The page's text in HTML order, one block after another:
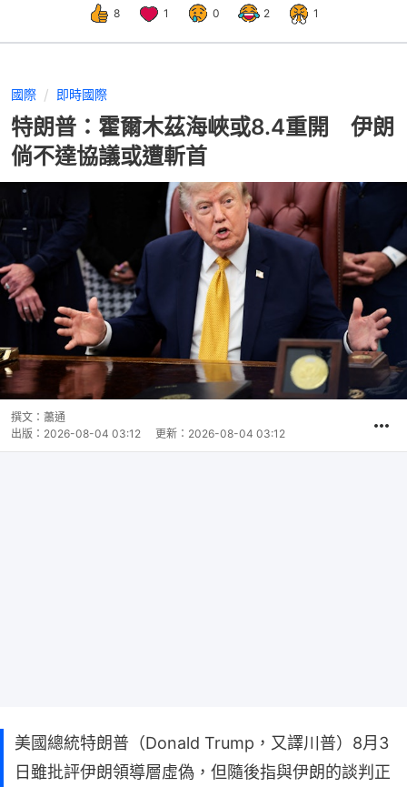
8 1 0 2 1
國際 即時國際
特朗普：霍爾木茲海峽或8.4重開 伊朗
倘不達協議或遭斬首
撰文： 蕭通
出版： 2026-08-04 03:12 更新： 2026-08-04 03:12
美國總統特朗普（Donald Trump，又譯川普）8月3
日雖批評伊朗領導層虛偽，但隨後指與伊朗的談判正